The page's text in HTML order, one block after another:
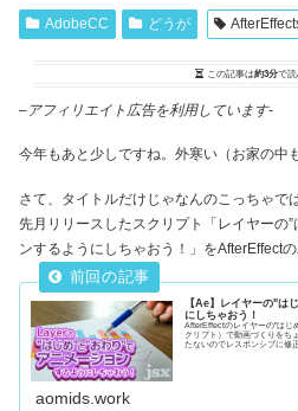
AdobeCC どうが
この記事は約3分で読
– アフィリエイト広告を利用しています-
今年もあと少しですね。外寒い（お家の中
さて、タイトルだけじゃなんのこっちゃで
先月リリースしたスクリプト「レイヤーの”
ンするようにしちゃおう！」をAfterEffect
【Ae】レイヤーの"は
にしちゃおう！
AfterEffectのレイヤーの"はじ
クリプト）で動画づくりをち
たないのでレスポンシブに修
aomids.work